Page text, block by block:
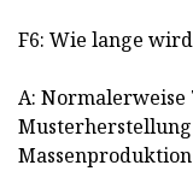
F6: Wie lange
A: Normalerweise